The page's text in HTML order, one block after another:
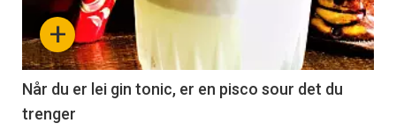
nå
-
6
+
Når du er lei gin tonic, er en pisco sour det du
trenger